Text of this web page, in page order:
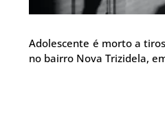
Adolescente é morto a
no bairro Nova Trizidela,